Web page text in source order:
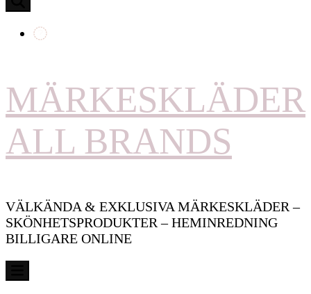
MÄRKESKLÄDER
ALL BRANDS
VÄLKÄNDA & EXKLUSIVA MÄRKESKLÄDER –
SKÖNHETSPRODUKTER – HEMINREDNING
BILLIGARE ONLINE